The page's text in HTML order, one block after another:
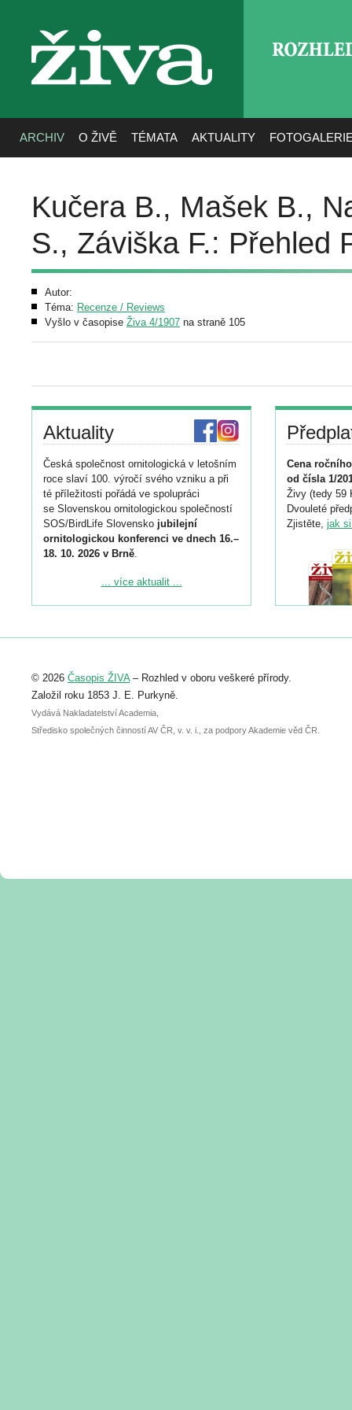
živa
ARCHIV O ŽIVĚ TÉMATA AKTUALITY
Kučera B., Mašek B.,
S., Záviška F.: Přehled
Autor:
Téma: Recenze / Reviews
Vyšlo v časopise Živa 4/1907 na straně 105
Aktuality
Česká společnost ornitologická v letošním
roce slaví 100. výročí svého vzniku a při
té příležitosti pořádá ve spolupráci
se Slovenskou ornitologickou společností
SOS/BirdLife Slovensko jubilejní
ornitologickou konferenci ve dnech 16.–
18. 10. 2026 v Brně.
Podrobnější informace ke konferenci
Registrovat se můžete do 6. září.
abstraktu přihlášené přednášky nebo
posteru je už 30. června.
... více aktualit ...
Cena
od čísla 1/
Živy (tedy 59
Dvouleté
Zjistěte, jak
© 2026 Časopis ŽIVA– Rozhled v oboru veškeré přírody.
Založil roku 1853 J. E. Purkyně.
Vydává Nakladatelství Academia,
Středisko společných činností AV ČR, v. v. i., za podpory Akademie věd ČR.